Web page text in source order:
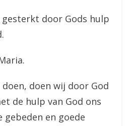
gesterkt door Gods hulp
doen wij door God
de hulp van God ons
gebeden en goede